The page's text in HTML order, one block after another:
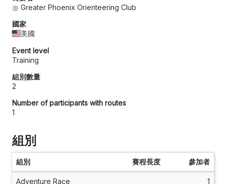
Greater Phoenix Orienteering Club
國家
美國
Event level
Training
組別數量
2
Number of participants with routes
1
組別
組別 賽程長度 參加者
Adventure Race 1